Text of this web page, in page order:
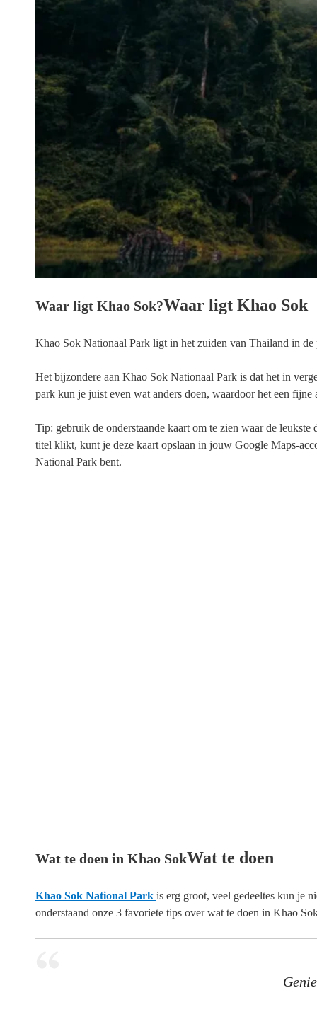
Waar ligt Khao Sok?Waar ligt Khao Sok
Khao Sok Nationaal Park ligt in het zuiden van Thailand in
Het bijzondere aan Khao Sok Nationaal Park is dat het in
park kun je juist even wat anders doen, waardoor het een
Tip: gebruik de onderstaande kaart om te zien waar de
titel klikt, kunt je deze kaart opslaan in jouw Google Maps-
National Park bent.
Wat te doen in Khao SokWat te doen
Khao Sok National Park is erg groot, veel gedeeltes kun je
onderstaand onze 3 favoriete tips over wat te doen in Khao